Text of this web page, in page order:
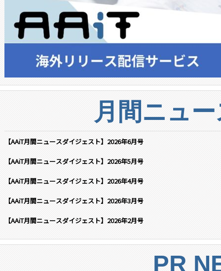
月間ニュ
【AAiT月間ニュースダイジェスト】2026年6月号
【AAiT月間ニュースダイジェスト】2026年5月号
【AAiT月間ニュースダイジェスト】2026年4月号
【AAiT月間ニュースダイジェスト】2026年3月号
【AAiT月間ニュースダイジェスト】2026年2月号
PR